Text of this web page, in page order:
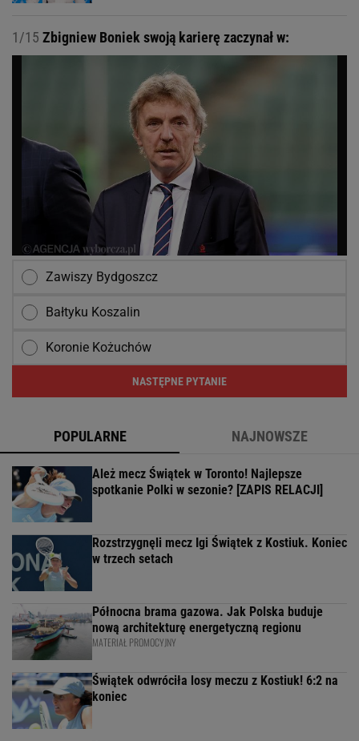
1/15 Zbigniew Boniek swoją karierę zaczynał w:
Zawiszy Bydgoszcz
Bałtyku Koszalin
Koronie Kożuchów
NASTĘPNE PYTANIE
POPULARNE NAJNOWSZE
Ależ mecz Świątek w Toronto! Najlepsze
spotkanie Polki w sezonie? [ZAPIS RELACJI]
Rozstrzygnęli mecz Igi Świątek z Kostiuk. Koniec
w trzech setach
Północna brama gazowa. Jak Polska buduje
nową architekturę energetyczną regionu
MATERIAŁ PROMOCYJNY
Świątek odwróciła losy meczu z Kostiuk! 6:2 na
koniec